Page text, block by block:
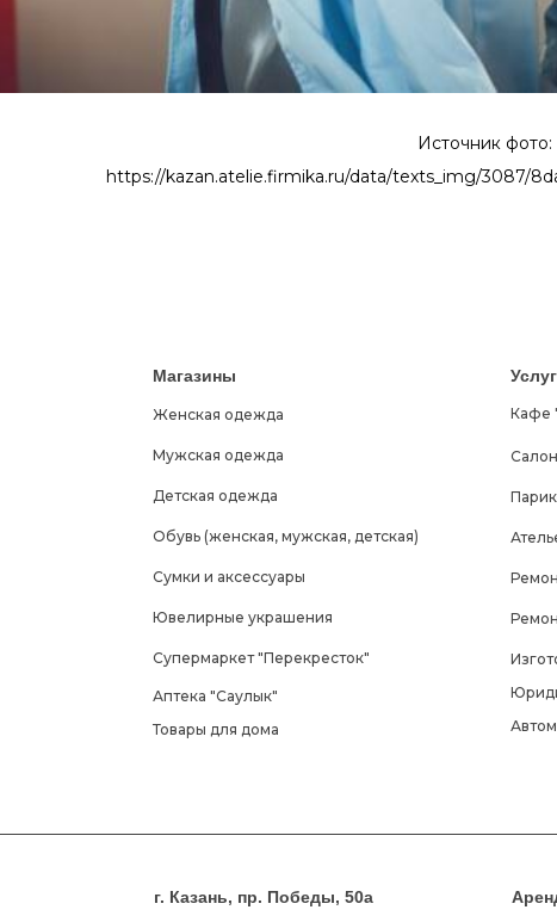
Источник фото:
https://kazan.atelie.firmika.ru/data/texts_img/3087/
Магазины
Женская одежда
Мужская одежда
Детская одежда
Обувь (женская, мужская, детская)
Сумки и аксессуары
Ювелирные украшения
Супермаркет "Перекресток"
Аптека "Саулык"
Товары для дома
Кафе
г. Казань, пр. Победы, 50а